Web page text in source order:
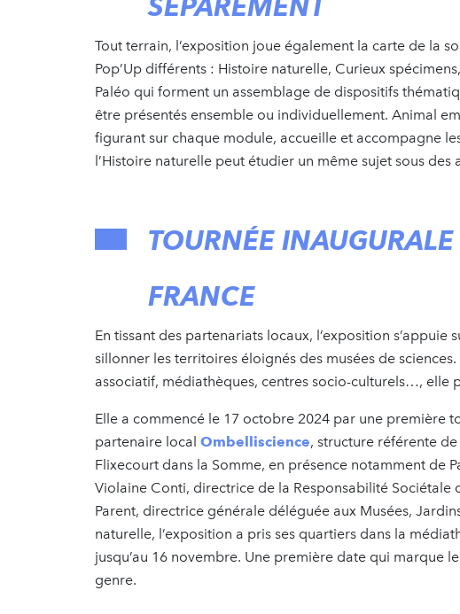
Tout terrain, l’exposition joue également la carte de la
Pop’Up différents : Histoire naturelle, Curieux
Paléo qui forment un assemblage de dispositifs
être présentés ensemble ou individuellement. Animal
figurant sur chaque module, accueille et accompagne
l’Histoire naturelle peut étudier un même sujet sous des
TOURNÉE
FRANCE
En tissant des partenariats locaux, l’exposition
sillonner les territoires éloignés des musées de
associatif, médiathèques, centres socio-culturels…, elle
Elle a commencé le 17 octobre 2024 par une première
partenaire local Ombelliscience, structure référente
Flixecourt dans la Somme, en présence notamment de
Violaine Conti, directrice de la Responsabilité Sociétale
Parent, directrice générale déléguée aux Musées,
naturelle, l’exposition a pris ses quartiers dans la
jusqu’au 16 novembre. Une première date qui marque
genre.